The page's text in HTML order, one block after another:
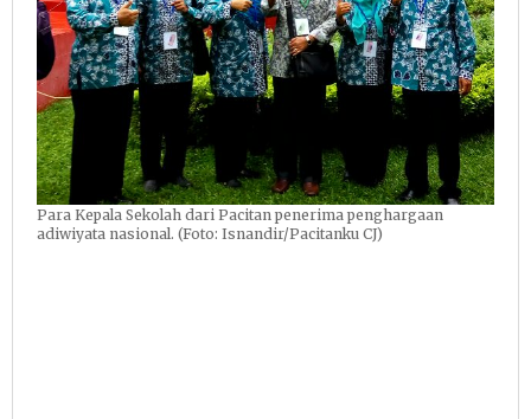
Para Kepala Sekolah dari Pacitan penerima penghargaan
adiwiyata nasional. (Foto: Isnandir/Pacitanku CJ)